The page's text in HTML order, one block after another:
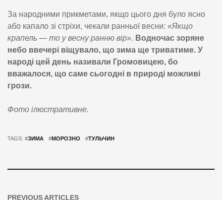
За народними прикметами, якщо цього дня було ясно
або капало зі стріхи, чекали ранньої весни: «Якщо
крапель — то у весну ранню вір». Водночас зоряне
небо ввечері віщувало, що зима ще триватиме. У
народі цей день називали Громовицею, бо
вважалося, що саме сьогодні в природі можливі
грози.
Фото ілюстративне.
TAGS: #ЗИМА #МОРОЗНО #ТУЛЬЧИН
PREVIOUS ARTICLES